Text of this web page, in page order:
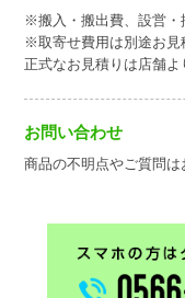
※搬入・搬出費、設営・
※取寄せ費用は別途お見
正式なお見積りは店舗よ
お問い合わせ
商品の不明点やご質問は